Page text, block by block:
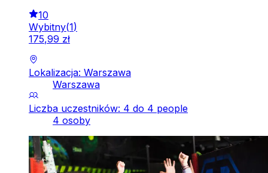
10
Wybitny(1)
175,99 zł
Lokalizacja: Warszawa
Warszawa
Liczba uczestników: 4 do 4 people
4 osoby